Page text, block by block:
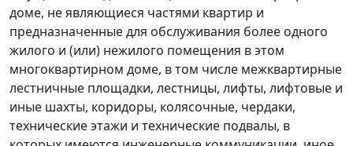
доме, не являющиеся частями квартир и
предназначенные для обслуживания более одного
жилого и (или) нежилого помещения в этом
многоквартирном доме, в том числе межквартирные
лестничные площадки, лестницы, лифты, лифтовые и
иные шахты, коридоры, колясочные, чердаки,
технические этажи и технические подвалы, в